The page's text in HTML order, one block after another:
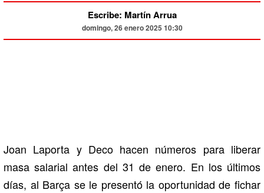
Escribe: Martín Arrua
domingo, 26 enero 2025 10:30
Joan Laporta y Deco hacen números para liberar
masa salarial antes del 31 de enero. En los últimos
días, al Barça se le presentó la oportunidad de fichar